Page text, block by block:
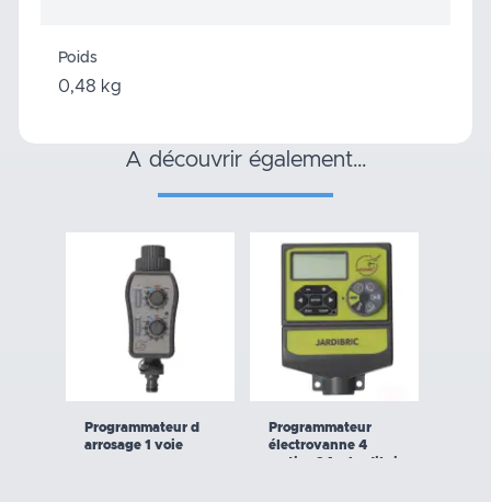
Poids
0,48 kg
a découvrir également…
Programmateur d
arrosage 1 voie
Programmateur
électrovanne 4
sorties 24v Jardibric